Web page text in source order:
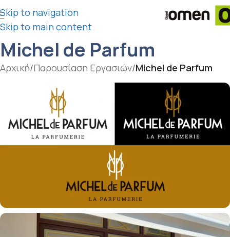
Skip to navigation
Skip to main content
Michel de Parfum
Αρχική/Παρουσίαση Εργασιών/Michel de Parfum